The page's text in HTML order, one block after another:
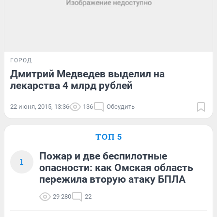
ГОРОД
Дмитрий Медведев выделил на
лекарства 4 млрд рублей
22 июня, 2015, 13:36 136 Обсудить
ТОП 5
1
Пожар и две беспилотные
опасности: как Омская область
пережила вторую атаку БПЛА
29 280 22